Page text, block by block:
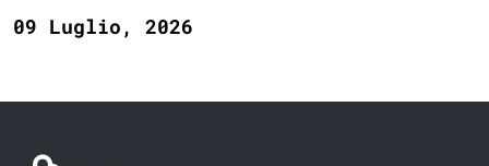
09 Luglio, 2026